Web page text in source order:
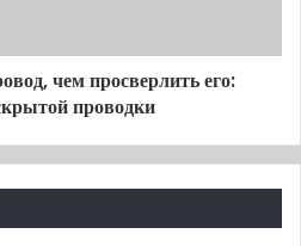
слоев из стальных лент,
зазоры нижнего.
вся конструкция
чем просверлить его:
проводки